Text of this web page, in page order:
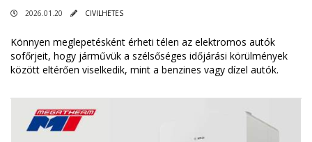
2026.01.20 CIVILHETES
Könnyen meglepetésként érheti télen az elektromos autók
sofőrjeit, hogy járművük a szélsőséges időjárási körülmények
között eltérően viselkedik, mint a benzines vagy dízel autók.